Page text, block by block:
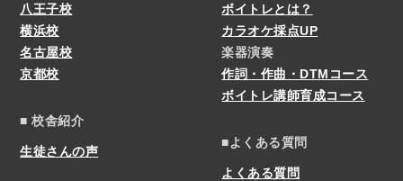
八王子校
横浜校
名古屋校
京都校
■ 校舎紹介
生徒さんの声
ボイトレとは？
カラオケ採点UP
楽器演奏
作詞・作曲・DTMコース
ボイトレ講師育成コース
■よくある質問
よくある質問